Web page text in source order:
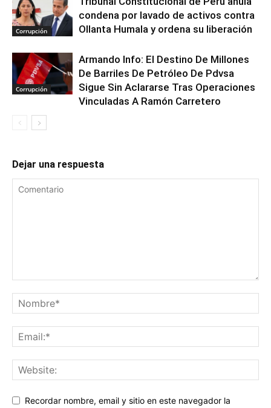
Corrupción
condena por lavado de activos contra
Ollanta Humala y ordena su liberación
Corrupción
Armando Info: El Destino De Millones
De Barriles De Petróleo De Pdvsa
Sigue Sin Aclararse Tras Operaciones
Vinculadas A Ramón Carretero
Dejar una respuesta
Recordar nombre, email y sitio en este navegador la